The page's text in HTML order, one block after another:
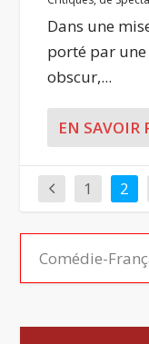
Dans une
porté par
obscur,...
EN SAVOIR
1 2